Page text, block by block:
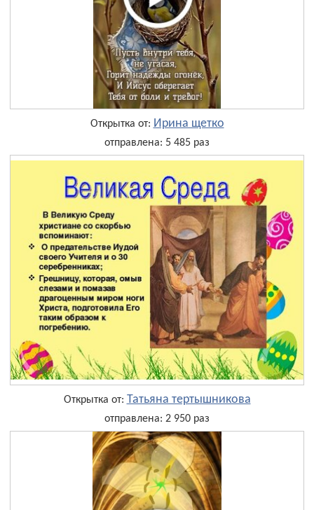
Открытка от: Ирина щетко
отправлена: 5 485 раз
Открытка от: Татьяна тертышникова
отправлена: 2 950 раз